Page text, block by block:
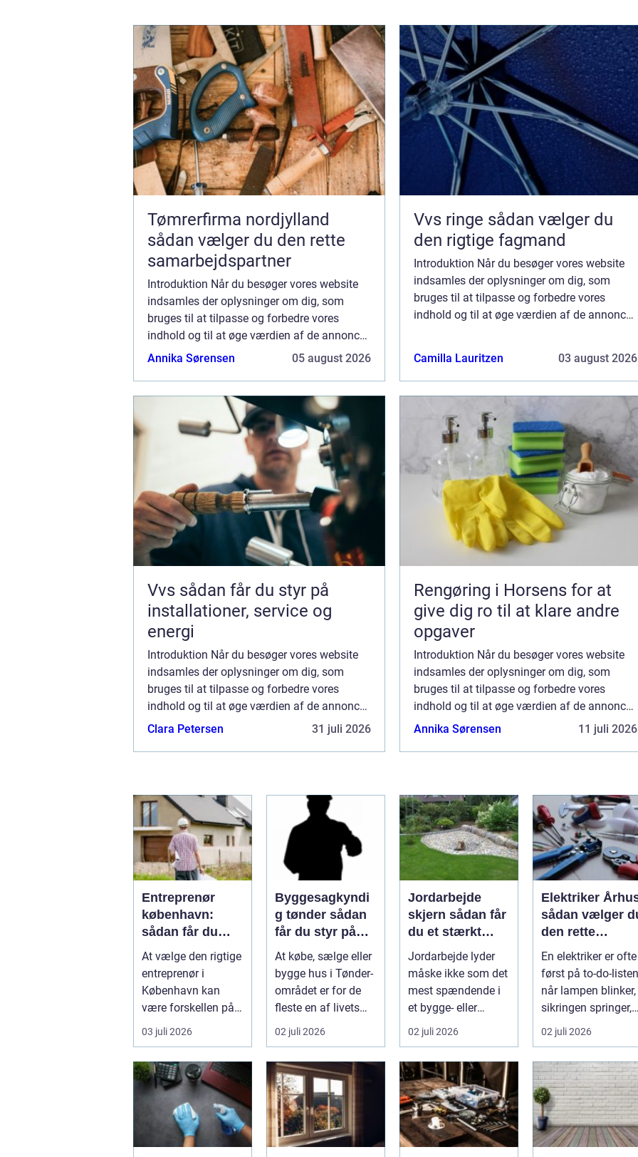
Tømrerfirma nordjylland
sådan vælger du den rette
samarbejdspartner
Introduktion Når du besøger vores website
indsamles der oplysninger om dig, som
bruges til at tilpasse og forbedre vores
indhold og til at øge værdien af de annoncer,
der vises på siden. Hvis du ikke ønsker, at
Annika Sørensen 05 august 2026
Vvs ringe sådan vælger du
den rigtige fagmand
Introduktion Når du besøger vores website
indsamles der oplysninger om dig, som
bruges til at tilpasse og forbedre vores
indhold og til at øge værdien af de annoncer,
Camilla Lauritzen 03 august 2026
Vvs sådan får du styr på
installationer, service og
energi
Introduktion Når du besøger vores website
indsamles der oplysninger om dig, som
bruges til at tilpasse og forbedre vores
indhold og til at øge værdien af de annoncer,
der vises på siden. Hvis du ikke ønsker, at
Clara Petersen 31 juli 2026
Rengøring i Horsens for at
give dig ro til at klare andre
opgaver
Introduktion Når du besøger vores website
indsamles der oplysninger om dig, som
bruges til at tilpasse og forbedre vores
indhold og til at øge værdien af de annoncer,
der vises på siden. Hvis du ikke ønsker, at
Annika Sørensen 11 juli 2026
Entreprenør
københavn:
sådan får du
styr på dit
byggeprojekt
At vælge den rigtige
entreprenør i
København kan
være forskellen på
et byggeprojekt, der
glider, og ...
03 juli 2026
Byggesagkyndi
g tønder sådan
får du styr på
husets tilstand
At købe, sælge eller
bygge hus i Tønder-
området er for de
fleste en af livets
største beslutninger.
02 juli 2026
Jordarbejde
skjern sådan får
du et stærkt
fundament til dit
projekt
Jordarbejde lyder
måske ikke som det
mest spændende i
et bygge- eller
haveprojekt, men
hele resultat...
02 juli 2026
Elektriker
sådan vælger
den rette
fagmand til
opgaven
En elektriker er ofte
først på to-do-
når lampen blinker,
sikringen springer,
eller du skal h...
02 juli 2026